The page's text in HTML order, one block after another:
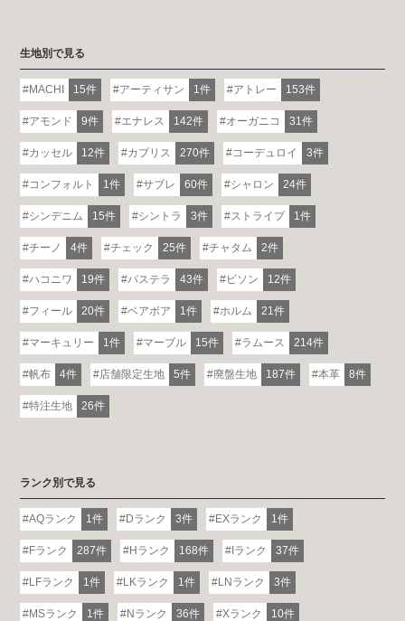
生地別で見る
MACHI 15件 アーティサン 1件 アトレー 153件
アモンド 9件 エナレス 142件 オーガニコ 31件
カッセル 12件 カプリス 270件 コーデュロイ 3件
コンフォルト 1件 サブレ 60件 シャロン 24件
シンデニム 15件 シントラ 3件 ストライプ 1件
チーノ 4件 チェック 25件 チャタム 2件
ハコニワ 19件 パステラ 43件 ビソン 12件
フィール 20件 ベアボア 1件 ホルム 21件
マーキュリー 1件 マーブル 15件 ラムース 214件
帆布 4件 店舗限定生地 5件 廃盤生地 187件 本革 8件
特注生地 26件
ランク別で見る
AQランク 1件 Dランク 3件 EXランク 1件
Fランク 287件 Hランク 168件 Iランク 37件
LFランク 1件 LKランク 1件 LNランク 3件
MSランク 1件 Nランク 36件 Xランク 10件